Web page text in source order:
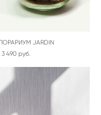
JARDIN
3 490 pуб.